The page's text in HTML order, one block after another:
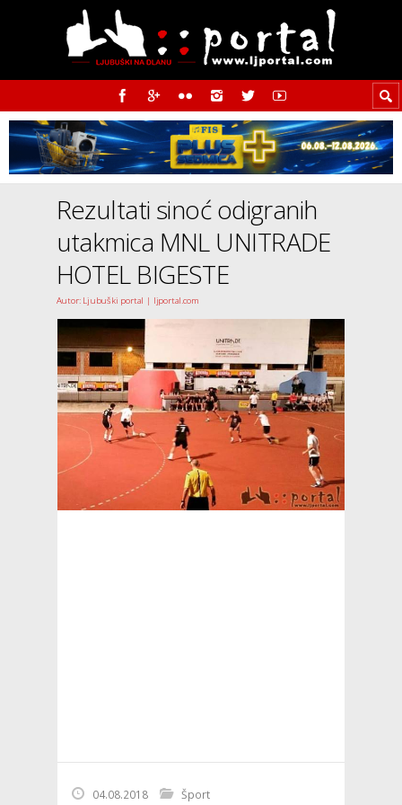
Rezultati sinoć odigranih
utakmica MNL UNITRADE
HOTEL BIGESTE
Autor: Ljubuški portal | ljportal.com
04.08.2018 Šport